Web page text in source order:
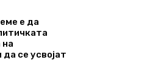
е да
на
се усвојат